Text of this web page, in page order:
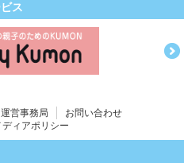
ス
運営事務局
お問い合わせ
ィアポリシー